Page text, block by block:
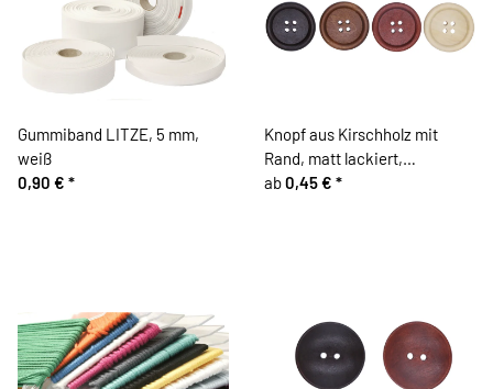
Gummiband LITZE, 5 mm,
weiß
0,90 € *
Knopf aus Kirschholz mit
Rand, matt lackiert,
Brauntöne
ab0,45 € *